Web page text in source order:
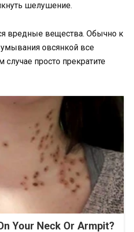
шелушение.
вредные вещества. Обычно к
овсянкой все
случае просто прекратите
Your Neck Or Armpit?